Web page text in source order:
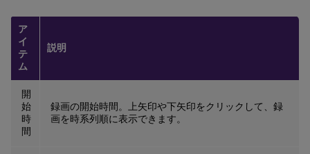
ア
イ
テ
ム
説明
開
始
時
間
録画の開始時間。上矢印や下矢印をクリックして、録
画を時系列順に表示できます。